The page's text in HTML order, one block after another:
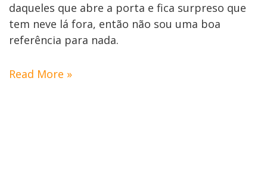
daqueles que abre a porta e fica surpreso que
tem neve lá fora, então não sou uma boa
referência para nada.
Read More »